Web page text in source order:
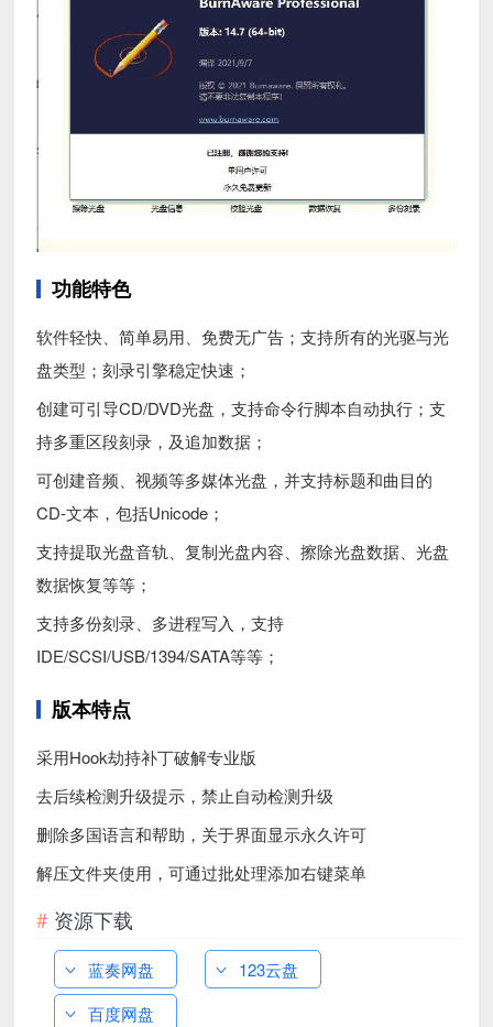
功能特色
软件轻快、简单易用、免费无广告；支持所有的光驱与光
盘类型；刻录引擎稳定快速；
创建可引导CD/DVD光盘，支持命令行脚本自动执行；支
持多重区段刻录，及追加数据；
可创建音频、视频等多媒体光盘，并支持标题和曲目的
CD-文本，包括Unicode；
支持提取光盘音轨、复制光盘内容、擦除光盘数据、光盘
数据恢复等等；
支持多份刻录、多进程写入，支持
IDE/SCSI/USB/1394/SATA等等；
版本特点
采用Hook劫持补丁破解专业版
去后续检测升级提示，禁止自动检测升级
删除多国语言和帮助，关于界面显示永久许可
解压文件夹使用，可通过批处理添加右键菜单
资源下载
蓝奏网盘
123云盘
百度网盘